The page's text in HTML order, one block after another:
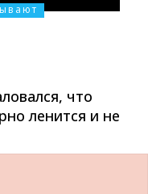
что
ленится и не